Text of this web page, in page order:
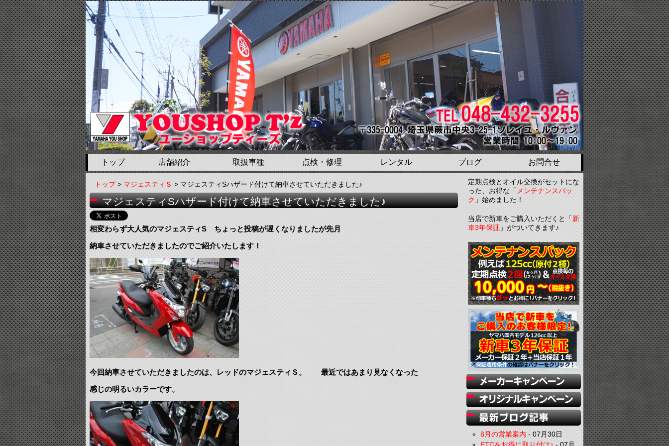
トップ 店舗紹介 取扱車種 点検・修理 レンタル ブログ お問合せ
トップ>マジェスティＳ> マジェスティSハザード付けて納車させていただきました♪
マジェスティSハザード付けて納車させていただきました♪
相変わらず大人気のマジェスティS ちょっと投稿が遅くなりましたが先月
納車させていただきましたのでご紹介いたします！
今回納車させていただきましたのは、レッドのマジェスティＳ。 最近ではあまり見なくなった
感じの明るいカラーです。
定期点検とオイル交換がセットにな
った、お得な「 メンテナンスパッ
ク」始めました！
当店で新車をご購入いただくと「新
車3年保証」がついてきます♪
8月の営業案内-07月30日